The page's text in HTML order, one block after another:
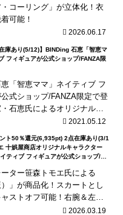
コーリング」が立体化！衣
可能！
2026.06.17
在庫あり(5/12)】BINDing 石恵「智恵マ
フィギュアが公式ショップ/FANZA限
「智恵ママ」ネイティブ フ
公式ショップ/FANZA限定で登
石恵氏によるオリジナルキ
「智恵の母」が商品化！豊満
2021.05.12
ント50％還元(6,935pt) 2点在庫あり(3/1
十娯屋商店オリジナルキャラクター
ティブ フィギュアが公式ショップ/FA
ター笹森トモエ氏による
）」が商品化！スカートとし
ストオフ可能！右腕＆左手
2026.03.19